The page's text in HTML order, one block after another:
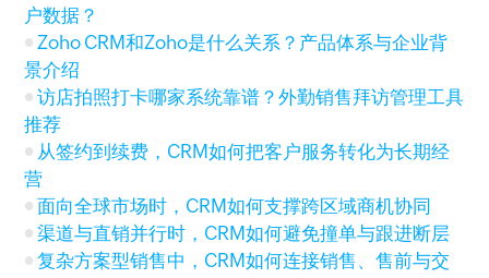
户数据？
Zoho CRM和Zoho是什么关系？产品体系与企业背
景介绍
访店拍照打卡哪家系统靠谱？外勤销售拜访管理工具
推荐
从签约到续费，CRM如何把客户服务转化为长期经
营
面向全球市场时，CRM如何支撑跨区域商机协同
渠道与直销并行时，CRM如何避免撞单与跟进断层
复杂方案型销售中，CRM如何连接销售、售前与交